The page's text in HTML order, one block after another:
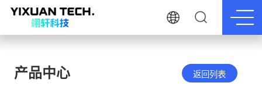
产品中心 返回列表